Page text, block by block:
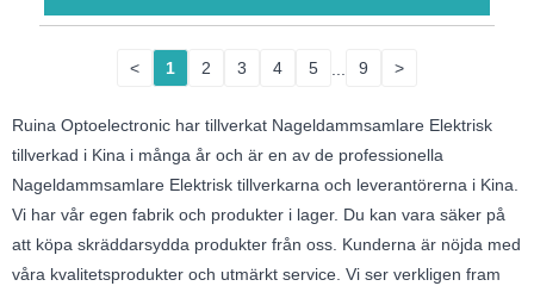
< 1 2 3 4 5 9 >
Ruina Optoelectronic har tillverkat Nageldammsamlare Elektrisk
tillverkad i Kina i många år och är en av de professionella
Nageldammsamlare Elektrisk tillverkarna och leverantörerna i Kina.
Vi har vår egen fabrik och produkter i lager. Du kan vara säker på
att köpa skräddarsydda produkter från oss. Kunderna är nöjda med
våra kvalitetsprodukter och utmärkt service. Vi ser verkligen fram